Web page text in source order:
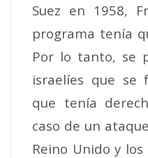
Suez en 1958,
programa tenía
Por lo tanto, se
israelíes que se
que tenía
caso de un
Reino Unido y los